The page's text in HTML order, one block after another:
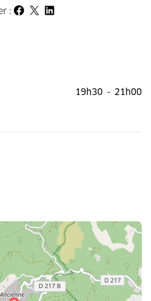
19h30 - 21h00
:
Partager sur Facebook
Partager sur X
Partager sur LinkedIn